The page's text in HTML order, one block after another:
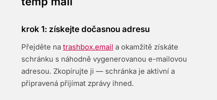
krok 1: získejte dočasnou adresu
Přejděte na trashbox.email a okamžitě získáte
schránku s náhodně vygenerovanou e-mailovou
adresou. Zkopírujte ji — schránka je aktivní a
připravená přijímat zprávy ihned.